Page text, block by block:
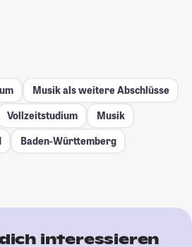
Musik als weitere Abschlüsse
Vollzeitstudium
Musik
Baden-Württemberg
interessieren